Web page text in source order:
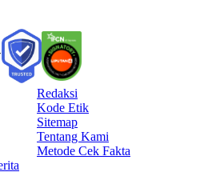
Redaksi
Kode Etik
Sitemap
Tentang Kami
Metode Cek Fakta